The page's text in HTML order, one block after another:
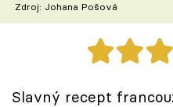
Recepty z TV
Speciál: Cuketa
Těhotnej kuchař
Zdroj: Johana Pošová
Slavný recept